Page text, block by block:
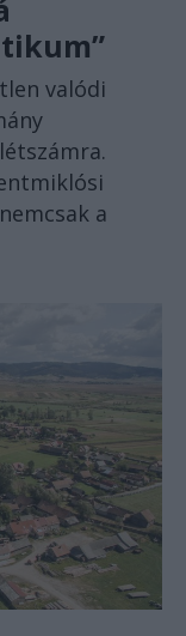
valódi
a